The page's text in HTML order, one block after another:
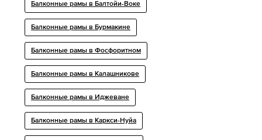
Балконные рамы в Балтойи-Воке
Балконные рамы в Бурмакине
Балконные рамы в Фосфоритном
Балконные рамы в Калашникове
Балконные рамы в Иджеване
Балконные рамы в Каркси-Нуйа